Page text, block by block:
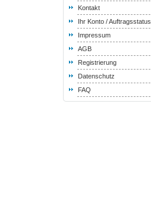
Kontakt
Ihr Konto / Auftragsstatus
Impressum
AGB
Registrierung
Datenschutz
FAQ